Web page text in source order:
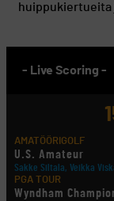
huippukiertueita
- Live Scoring -
AMATÖÖRIGOLF
U.S. Amateur
Sakke Siltala, Veikka
PGA TOUR
Wyndham